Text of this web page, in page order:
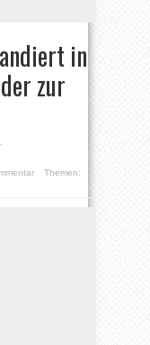
in
zur
Themen: